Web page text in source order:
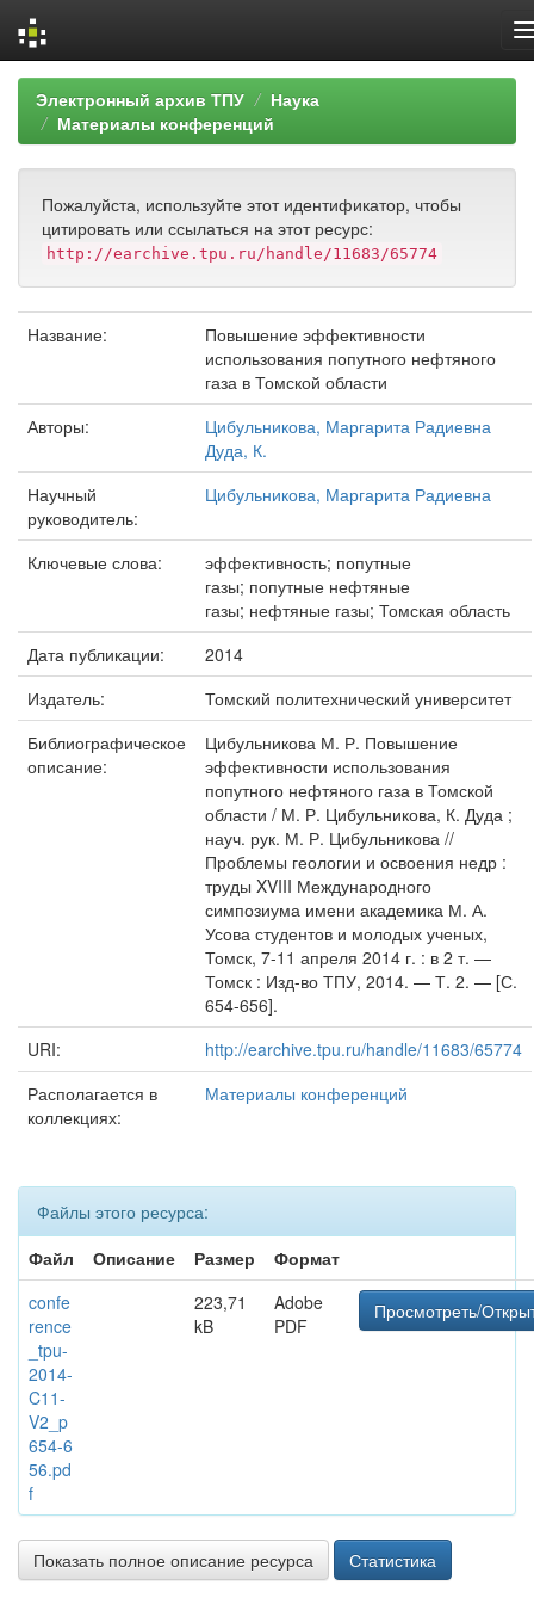
Skip
navigation
Электронный архив ТПУ
Наука
Материалы конференций
Пожалуйста, используйте этот идентификатор, чтобы
цитировать или ссылаться на этот ресурс:
http://earchive.tpu.ru/handle/11683/65774
Название:
Повышение эффективности
использования попутного нефтяного
газа в Томской области
Авторы:
Цибульникова, Маргарита Радиевна
Дуда, К.
Научный
руководитель:
Цибульникова, Маргарита Радиевна
Ключевые слова:
эффективность; попутные
газы; попутные нефтяные
газы; нефтяные газы; Томская область
Дата публикации:
2014
Издатель:
Томский политехнический университет
Библиографическое
описание:
Цибульникова М. Р. Повышение
эффективности использования
попутного нефтяного газа в Томской
области / М. Р. Цибульникова, К. Дуда ;
науч. рук. М. Р. Цибульникова //
Проблемы геологии и освоения недр :
труды XVIII Международного
симпозиума имени академика М. А.
Усова студентов и молодых ученых,
Томск, 7-11 апреля 2014 г. : в 2 т. —
Томск : Изд-во ТПУ, 2014. — Т. 2. — [С.
654-656].
URI:
http://earchive.tpu.ru/handle/11683/65774
Располагается в
коллекциях:
Материалы конференций
Файлы этого ресурса:
Файл
Описание Размер
Формат
confe
rence
_tpu-
2014-
C11-
V2_p
654-6
56.pd
f
223,71
kB
Adobe
PDF
Просмотреть/
Показать полное описание ресурса Статистика